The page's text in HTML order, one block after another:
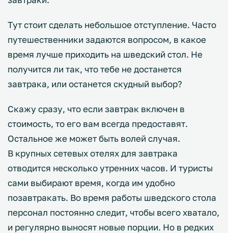
Тут стоит сделать небольшое отступление. Часто
путешественники задаются вопросом, в какое
время лучше приходить на шведский стол. Не
получится ли так, что тебе не достанется
завтрака, или останется скудный выбор?
Скажу сразу, что если завтрак включен в
стоимость, то его вам всегда предоставят.
Остальное же может быть волей случая.
В крупных сетевых отелях для завтрака
отводится несколько утренних часов. И туристы
сами выбирают время, когда им удобно
позавтракать. Во время работы шведского стола
персонал постоянно следит, чтобы всего хватало,
и регулярно выносят новые порции. Но в редких